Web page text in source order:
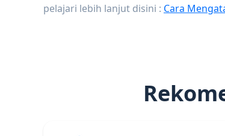
pelajari lebih lanjut disini : Cara